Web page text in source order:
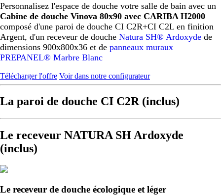
Personnalisez l'espace de douche votre salle de bain avec un
Cabine de douche Vinova 80x90 avec CARIBA H2000
composé d'une paroi de douche CI C2R+CI C2L en finition
Argent, d'un receveur de douche Natura SH® Ardoxyde de
dimensions 900x800x36 et de panneaux muraux
PREPANEL® Marbre Blanc
Télécharger l'offre Voir dans notre configurateur
La paroi de douche CI C2R (inclus)
Le receveur NATURA SH Ardoxyde
(inclus)
Le receveur de douche écologique et léger